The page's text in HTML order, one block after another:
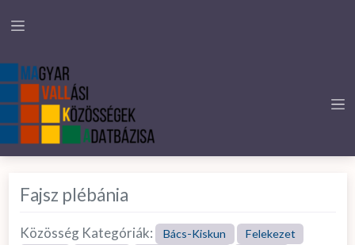
Fajsz plébánia
Közösség Kategóriák: Bács-Kiskun
Felekezet